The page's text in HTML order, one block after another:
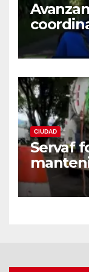
las
en
CIUDAD
Servaf
con